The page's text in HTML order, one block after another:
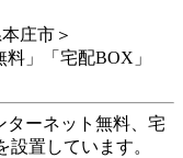
」「宅配BOX」
ターネット無料、宅
置しています。